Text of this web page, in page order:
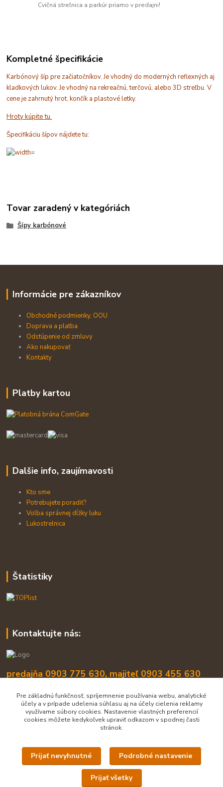
Cvičná streľnica a parkúr priamo v predajni!
Kompletné špecifikácie
Karbónový šíp pre začiatočníkov. Je vhodný do moderných reflexných aj
kladkových lukov. Je vhodný na rekreačnú, terčovú, alebo 3D streľbu. V
cene je zahrnutý hrot, končík a plastové letky.
Hroty kúpite tu.
Špecifikáciu šípov nájdete tu:
Tovar zaradený v kategóriách
Šípy karbónové
Informácie pre zákazníkov
Obchodné podmienky, OOU
Doprava a platba
Odstúpenie od zmluvy
Ako nakupovať
Kontakty
Platby kartou
Dalšie info, zaujímavosti
Kto sme
Potrebujete poradiť?
Volba správnej dĺžky luku
Lukostrelnica
Štatistiky
Kontaktujte nás:
predajňa 0903 775 630, majiteľ 0903 455 630
info@lukasip.sk
Upravit sběr cookies.
Pre základnú funkčnosť, spríjemnenie používania webu, analytické
účely a v prípade udelenia súhlasu aj na účely cielenia reklamy
využívame súbory cookies. Nastavenie vlastných preferencií
cookies môžete kedykoľvek upraviť odkazom v spodnej časti
stránok.
Prijať nevyhnutné Podrobné nastavenie
Prijať všetky